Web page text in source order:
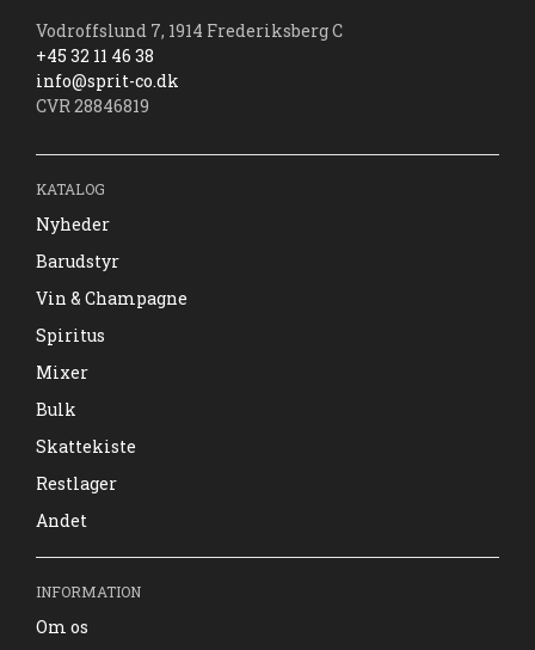
Vodroffslund 7, 1914 Frederiksberg C
+45 32 11 46 38
info@sprit-co.dk
CVR 28846819
KATALOG
Nyheder
Barudstyr
Vin & Champagne
Spiritus
Mixer
Bulk
Skattekiste
Restlager
Andet
INFORMATION
Om os